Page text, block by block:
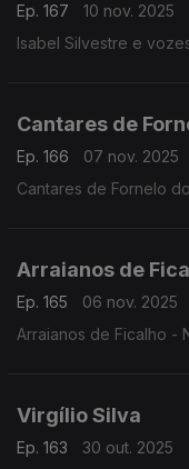
Ep. 167
10 nov. 2025
Isabel Silvestre e
Cantares de
Ep. 166
07 nov. 2025
Cantares de Fornelo
Arraianos de
Ep. 165
06 nov. 2025
Arraianos de Ficalho -
Virgílio Silva
Ep. 163
30 out. 2025